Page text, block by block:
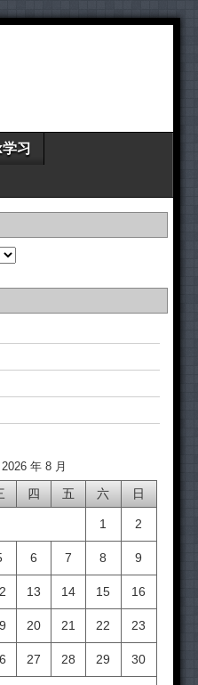
习
2026 年 8 月
四 五 六 日
1 2
6 7 8 9
13 14 15 16
20 21 22 23
27 28 29 30